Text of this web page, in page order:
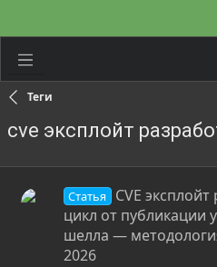
Теги
cve эксплойт
Статья
CVE
цикл от публикации
шелла —
2026